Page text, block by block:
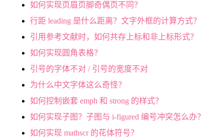
如何实现页眉页脚奇偶页不同？
行距 leading 是什么距离？文字外框的计算方式？
引用参考文献时，如何共存上标和非上标形式？
如何实现圆角表格？
引号的字体不对 / 引号的宽度不对
为什么中文字体这么奇怪？
如何控制嵌套 emph 和 strong 的样式？
如何实现子图？子图与 i-figured 编号冲突怎么办？
如何实现 mathscr 的花体符号？